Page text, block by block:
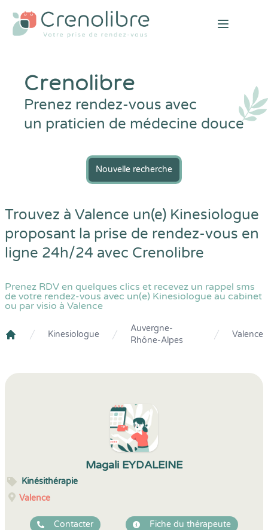
Open
Crenolibre
Prenez rendez-vous avec
un praticien de médecine douce
Nouvelle recherche
Trouvez à Valence un(e) Kinesiologue
proposant la prise de rendez-vous en
ligne 24h/24 avec Crenolibre
Prenez RDV en quelques clics et recevez un rappel sms
de votre rendez-vous avec un(e) Kinesiologue au cabinet
ou par visio à Valence
Kinesiologue
Auvergne-
Rhône-Alpes
Valence
Magali EYDALEINE
Kinésithérapie
Valence
Contacter Fiche du thérapeute